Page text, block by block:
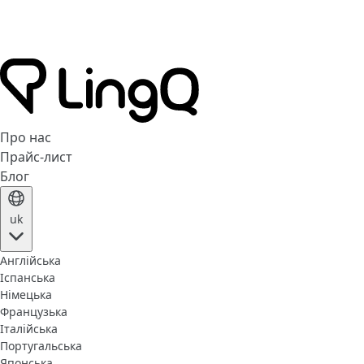
Про нас
Прайс-лист
Блог
uk
Англійська
Іспанська
Німецька
Французька
Італійська
Португальська